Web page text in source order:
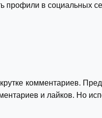
в социальных
комментариев.
и лайков. Но